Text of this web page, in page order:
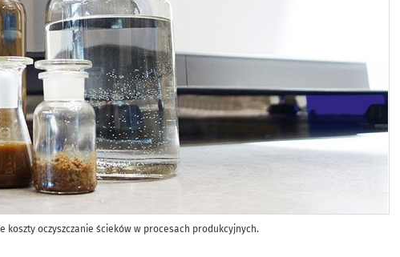
koszty oczyszczanie ścieków w procesach produkcyjnych.